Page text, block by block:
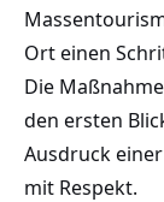
Ort einen
Die
den ersten
Ausdruck
mit Respekt.